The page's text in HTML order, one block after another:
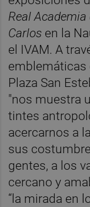
Real Academia
Carlos en la
el IVAM. A
emblemáticas
Plaza San
"nos muestra
tintes
acercarnos a
sus
gentes, a los
cercano y
“la mirada en